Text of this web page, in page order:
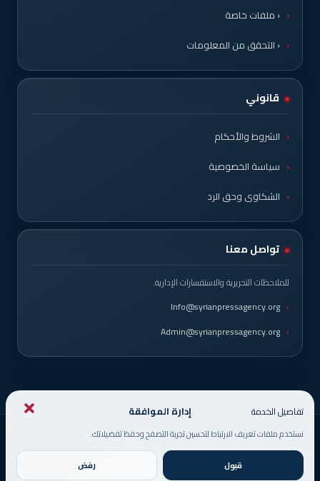
تفاصيل الخدمة إدارة الموافقة
نستخدم ملفات تعريف الارتباط لتحسين تجربة التصفح وحفظ تفضيلاتك.
قبول رفض
‹ ملفات خاصة
‹ التحقق من المعلومات
قانوني
الشروط والأحكام
سياسة الخصوصية
الشكاوى وحق الرد
تواصل معنا
للملاحظات التحريرية والاستفسارات الإدارية.
Info@syrianpressagency.org
Admin@syrianpressagency.org
© حقوق النشر 2026، جميع الحقوق محفوظة
صُمم من قبل